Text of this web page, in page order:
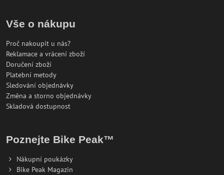
Vše o nákupu
Proč nakoupit u nás?
Reklamace a vrácení zboží
Doručení zboží
Platební metody
Sledování objednávky
Změna a storno objednávky
Skladová dostupnost
Poznejte Bike Peak™
Nákupní poukázky
Bike Peak Magazin